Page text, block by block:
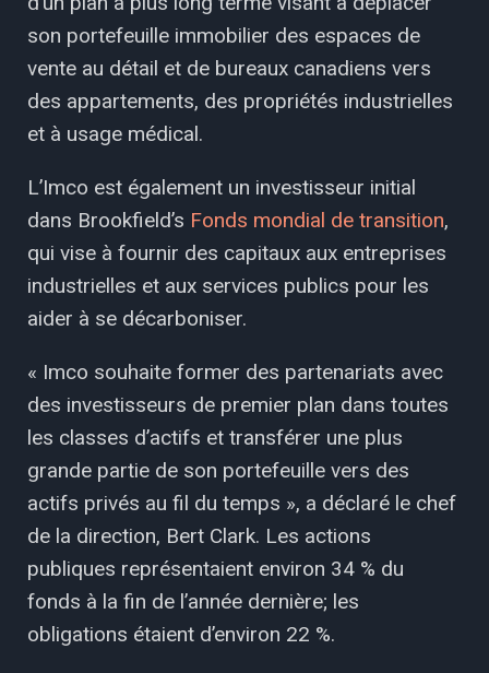
son portefeuille immobilier des espaces de
vente au détail et de bureaux canadiens vers
des appartements, des propriétés industrielles
et à usage médical.
L’Imco est également un investisseur initial
dans Brookfield’s Fonds mondial de transition,
qui vise à fournir des capitaux aux entreprises
industrielles et aux services publics pour les
aider à se décarboniser.
« Imco souhaite former des partenariats avec
des investisseurs de premier plan dans toutes
les classes d’actifs et transférer une plus
grande partie de son portefeuille vers des
actifs privés au fil du temps », a déclaré le chef
de la direction, Bert Clark. Les actions
publiques représentaient environ 34 % du
fonds à la fin de l’année dernière; les
obligations étaient d’environ 22 %.